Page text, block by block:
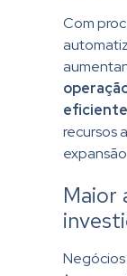
Com
eficiente
recursos
Maior